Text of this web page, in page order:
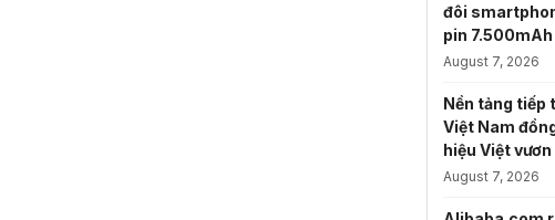
đôi
pin 7.500mAh
August 7, 2026
Nền tảng tiếp
Việt Nam
hiệu Việt
August 7, 2026